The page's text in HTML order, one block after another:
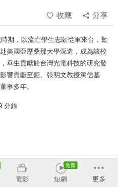
收藏
分享
期，以流亡學生志願從軍來台，勤
美國亞歷桑那大學深造，成為該校
畢生貢獻於台灣光電科技的研究發
響貢獻至鉅。張明文教授篤信基
事多年。
分鐘
電影 短劇 更多